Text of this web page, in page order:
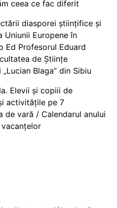
ceea ce fac diferit
diasporei științifice și
Uniunii Europene în
Ed Profesorul Eduard
de Științe
Blaga” din Sibiu
Elevii și copiii de
activitățile pe 7
de vară / Calendarul anului